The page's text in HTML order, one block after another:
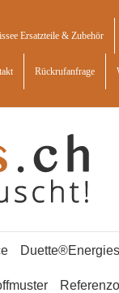
Ersatzteile & Zubehör
Rückrufanfrage